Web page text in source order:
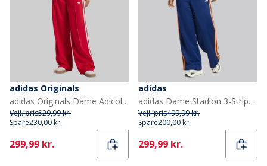
adidas Originals
adidas Originals Dame Adicolor Classic Firebird Løstsiddende træningsbukser Better Scarlet/Hvid
Vejl. pris529,99 kr.
Spare230,00 kr.
Current
299,99 kr.
adidas
adidas Dame Stadion 3-Stripes Træningsbukser Dark Blue/Pure Orange/Off White
Vejl. pris499,99 kr.
Spare200,00 kr.
Current
299,99 kr.